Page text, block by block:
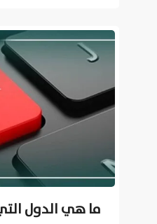
ما هي الدول